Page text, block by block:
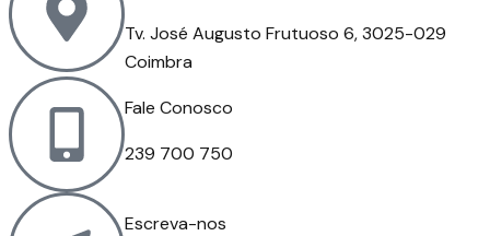
Tv. José Augusto Frutuoso 6, 3025-029
Coimbra
Fale Conosco
239 700 750
Escreva-nos